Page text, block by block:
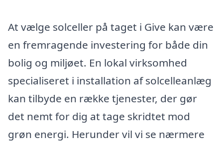
At vælge solceller på taget i Give kan være
en fremragende investering for både din
bolig og miljøet. En lokal virksomhed
specialiseret i installation af solcelleanlæg
kan tilbyde en række tjenester, der gør
det nemt for dig at tage skridtet mod
grøn energi. Herunder vil vi se nærmere